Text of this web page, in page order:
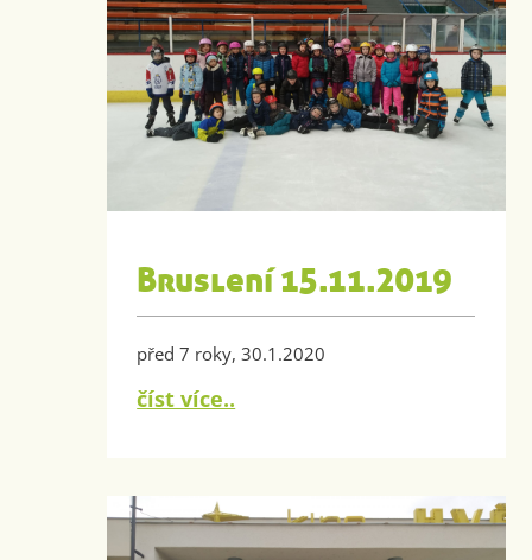
Bruslení 15.11.2019
před 7 roky, 30.1.2020
číst více..